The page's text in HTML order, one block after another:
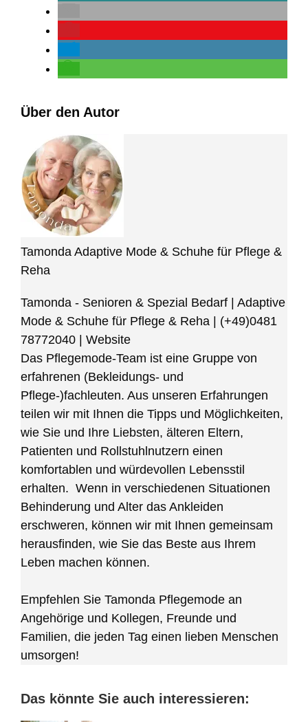
Über den Autor
Tamonda Adaptive Mode & Schuhe für Pflege &
Reha
Tamonda - Senioren & Spezial Bedarf | Adaptive
Mode & Schuhe für Pflege & Reha
(+49)0481
78772040
Website
Das Pflegemode-Team ist eine Gruppe von
erfahrenen (Bekleidungs- und
Pflege-)fachleuten. Aus unseren Erfahrungen
teilen wir mit Ihnen die Tipps und Möglichkeiten,
wie Sie und Ihre Liebsten, älteren Eltern,
Patienten und Rollstuhlnutzern einen
komfortablen und würdevollen Lebensstil
erhalten. Wenn in verschiedenen Situationen
Behinderung und Alter das Ankleiden
erschweren, können wir mit Ihnen gemeinsam
herausfinden, wie Sie das Beste aus Ihrem
Leben machen können.
Empfehlen Sie Tamonda Pflegemode an
Angehörige und Kollegen, Freunde und
Familien, die jeden Tag einen lieben Menschen
umsorgen!
Das könnte Sie auch interessieren: